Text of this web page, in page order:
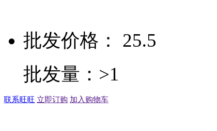
批发价格： 25.5
批发量：>1
联系旺旺 立即订购 加入购物车